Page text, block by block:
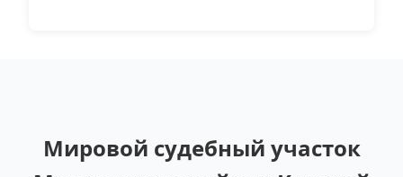
Мировой судебный участок